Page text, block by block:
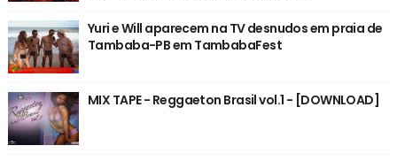
Yuri e Will aparecem na TV desnudos em praia de
Tambaba-PB em TambabaFest
MIX TAPE - Reggaeton Brasil vol.1 - [DOWNLOAD]